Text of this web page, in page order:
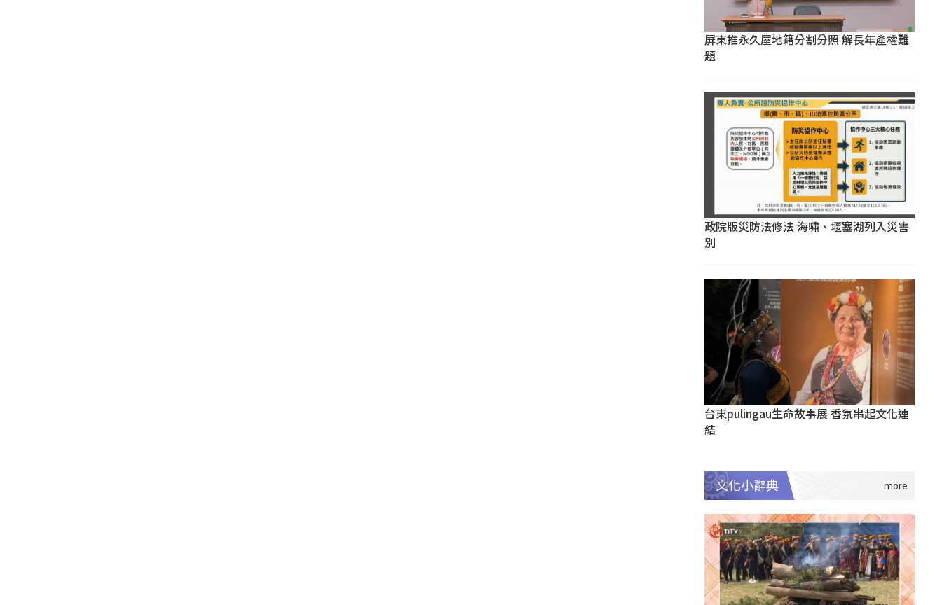
屏東推永久屋地籍分割分照 解長年產權難
題
政院版災防法修法 海嘯、堰塞湖列入災害
別
台東pulingau生命故事展 香氛串起文化連
結
文化小辭典